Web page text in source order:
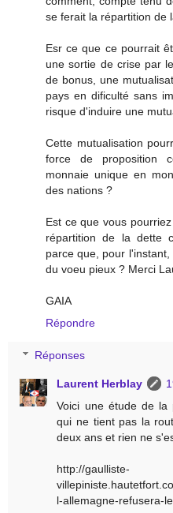
se ferait la répartition de
Esr ce que ce pourrait
une sortie de crise par
de bonus, une
pays en dificulté sans
risque d'induire une
Cette mutualisation
force de proposition
monnaie unique en
des nations ?
Est ce que vous
répartition de la dette
parce que, pour
du voeu pieux ? Merci
GAIA
Répondre
Réponses
Laurent Herblay
Voici une étude de la
qui ne tient pas la
deux ans et rien ne
http://gaulliste-
l-allemagne-refusera-